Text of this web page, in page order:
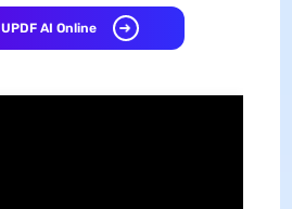
UPDF AI Online